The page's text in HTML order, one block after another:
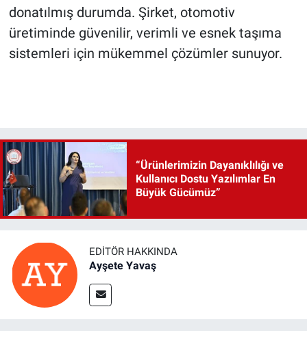
donatılmış durumda. Şirket, otomotiv
üretiminde güvenilir, verimli ve esnek taşıma
sistemleri için mükemmel çözümler sunuyor.
“Ürünlerimizin Dayanıklılığı ve
Kullanıcı Dostu Yazılımlar En
Büyük Gücümüz”
EDITÖR HAKKINDA
Ayşete Yavaş